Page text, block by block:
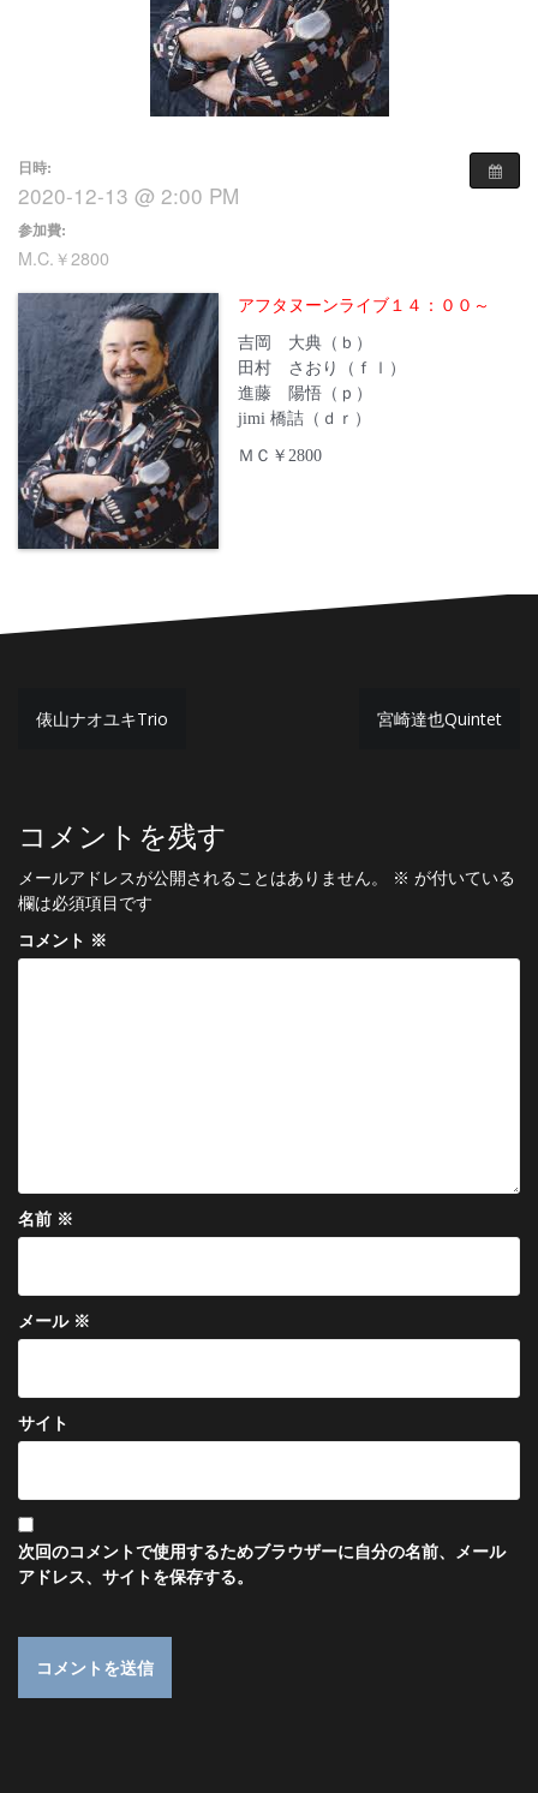
日時:
2020-12-13 @ 2:00 PM
参加費:
M.C.￥2800
アフタヌーンライブ１４：００～
吉岡 大典（ｂ）
田村 さおり（ｆｌ）
進藤 陽悟（ｐ）
jimi 橋詰（ｄｒ）
ＭＣ￥2800
投
ビ
ゲ
ー
シ
俵山ナオユキTrio 宮崎達也Quintet
コメントを残す
メールアドレスが公開されることはありません。 ※ が付いている
欄は必須項目です
コメント ※
名前 ※
メール ※
サイト
次回のコメントで使用するためブラウザーに自分の名前、メール
アドレス、サイトを保存する。